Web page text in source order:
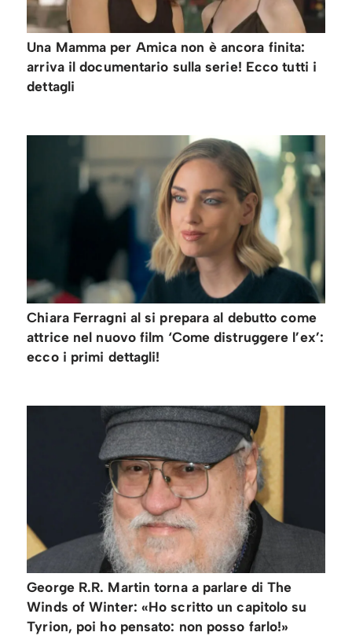
Una Mamma per Amica non è ancora finita:
arriva il documentario sulla serie! Ecco tutti i
dettagli
Chiara Ferragni al si prepara al debutto come
attrice nel nuovo film ‘Come distruggere l’ex’:
ecco i primi dettagli!
George R.R. Martin torna a parlare di The
Winds of Winter: «Ho scritto un capitolo su
Tyrion, poi ho pensato: non posso farlo!»